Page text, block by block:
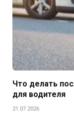
Что делать
для водителя
21.07.2026